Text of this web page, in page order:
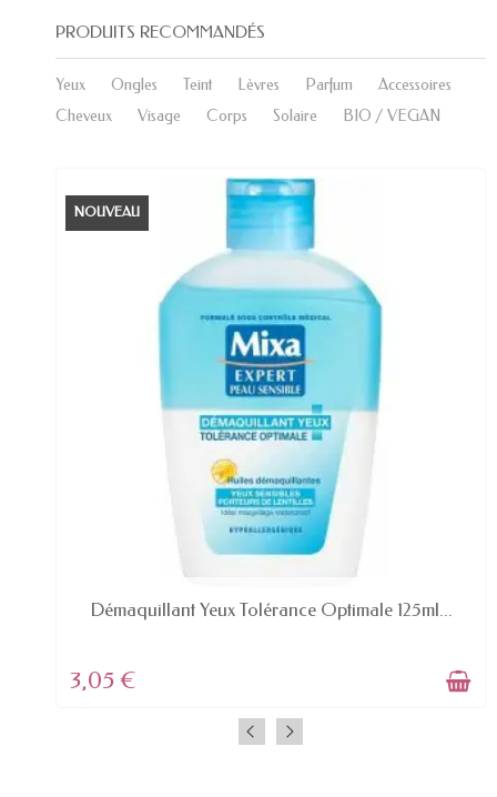
PRODUITS RECOMMANDÉS
Yeux Ongles Teint Lèvres Parfum
Accessoires
Cheveux
Visage Corps Solaire BIO / VEGAN
NOUVEAU
DERNIERS ARTICLES EN STOCK
Démaquillant Yeux Tolérance Optimale 125ml...
3,05 €